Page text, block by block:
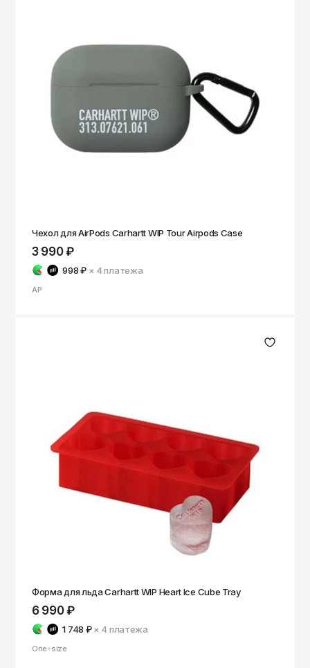
Чехол для AirPods Carhartt WIP Tour Airpods Case
3 990 ₽
998 ₽ × 4платежа
AP
Форма для льда Carhartt WIP Heart Ice Cube Tray
6 990 ₽
1 748 ₽ × 4платежа
One-size